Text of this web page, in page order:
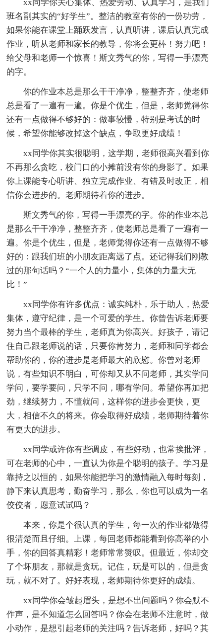
xx同学你关心集体、热爱劳动、认真学习，是我们
班名副其实的“好学生”。整洁的教室有你的一份功劳，
如果你能在课堂上踊跃发言，认真听讲，课后认真完成
作业，听从老师和家长的教导，你将会更棒！努力吧！
给父母和老师一个惊喜！斯文秀气的你，写得一手漂亮
的字。
你的作业本总是那么干干净净，整整齐齐，使老师
总是看了一遍有一遍。你是个优生，但是，老师觉得你
还有一点做得不够好的：做事较慢，特别是考试的时
候，希望你能够改掉这个缺点，争取更好成绩！
xx同学你其实很聪明，这学期，老师很高兴看到你
不再那么贪吃，校门口的小摊前没有你的身影了。如果
你上课能专心听讲、独立完成作业、有错及时改正，相
信你会进步的。老师期待着你的进步。
斯文秀气的你，写得一手漂亮的字。你的作业本总
是那么干干净净，整整齐齐，使老师总是看了一遍有一
遍。你是个优生，但是，老师觉得你还有一点做得不够
好的：跟我们班的小朋友距离远了点。还记得我们刚教
过的那句话吗？“一个人的力量小，集体的力量大无
比！”
xx同学你有许多优点：诚实纯朴，乐于助人，热爱
集体，遵守纪律，是一个可爱的学生。你曾告诉老师要
努力当个最棒的学生，老师真为你高兴。好孩子，请记
住自己跟老师说的话，只要你肯努力，老师和同学都会
帮助你的，你的进步是老师最大的欣慰。你曾对老师
说，有些知识不明白，可你却又从不问老师，其实学问
学问，要学要问，只学不问，哪有学问。希望你再加把
劲，继续努力，不懂就问，这样你的进步会更快，更
大，相信不久的将来。你会取得好成绩，老师期待着你
有更大的进步。
xx同学或许你有些调皮，有些好动，也常挨批评，
可在老师的心中，一直认为你是个聪明的孩子。学习是
靠持之以恒的，如果你能把学习的激情融入每时每刻，
静下来认真思考，勤奋学习，那么，你也可以成为一名
佼佼者，愿意试试吗？
本来，你是个很认真的学生，每一次的作业都做得
很清楚而且仔细。上课，每回老师都能看到你高举的小
手，你的回答真精彩！老师常常赞叹。但最近，你却交
了个坏朋友，那就是贪玩。记住，玩是可以的，但是贪
玩，就不对了。好好表现，老师期待你更好的成绩。
xx同学你会皱起眉头，是想不出问题吗？你会默不
作声，是不知道怎么回答吗？你会在老师不注意时，做
小动作，是想引起老师的关注吗？告诉老师，好吗？其